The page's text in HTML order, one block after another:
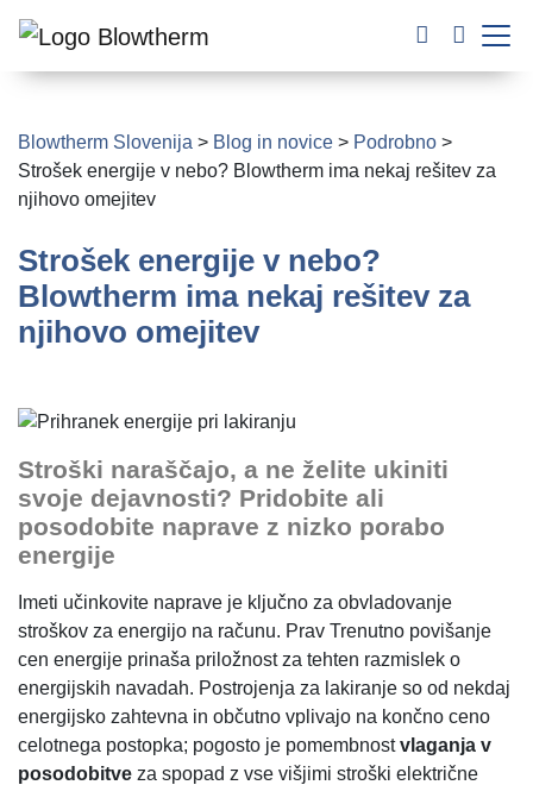
Blowtherm Slovenija > Blog in novice > Podrobno >
Strošek energije v nebo? Blowtherm ima nekaj rešitev za
njihovo omejitev
Strošek energije v nebo?
Blowtherm ima nekaj rešitev za
njihovo omejitev
Stroški naraščajo, a ne želite ukiniti
svoje dejavnosti? Pridobite ali
posodobite naprave z nizko porabo
energije
Imeti učinkovite naprave je ključno za obvladovanje
stroškov za energijo na računu. Prav Trenutno povišanje
cen energije prinaša priložnost za tehten razmislek o
energijskih navadah. Postrojenja za lakiranje so od nekdaj
energijsko zahtevna in občutno vplivajo na končno ceno
celotnega postopka; pogosto je pomembnostvlaganja v
posodobitve za spopad z vse višjimi stroški električne